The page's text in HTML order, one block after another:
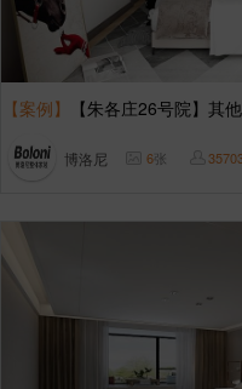
【案例】 【朱各庄26号院】其
博洛尼 6张